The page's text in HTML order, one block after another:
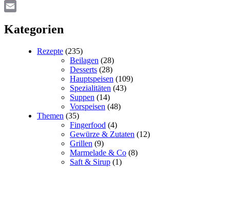
Pinterest
Kategorien
Rezepte (235)
Beilagen (28)
Desserts (28)
Hauptspeisen (109)
Spezialitäten (43)
Suppen (14)
Vorspeisen (48)
Themen (35)
Fingerfood (4)
Gewürze & Zutaten (12)
Grillen (9)
Marmelade & Co (8)
Saft & Sirup (1)